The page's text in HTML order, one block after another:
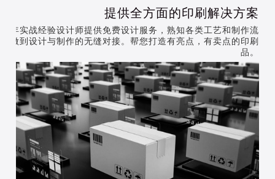
提供全方面的印刷解决方案
多年实战经验设计师提供免费设计服务，熟知各类工艺和制作流
做到设计与制作的无缝对接。帮您打造有亮点，有卖点的印刷
品。